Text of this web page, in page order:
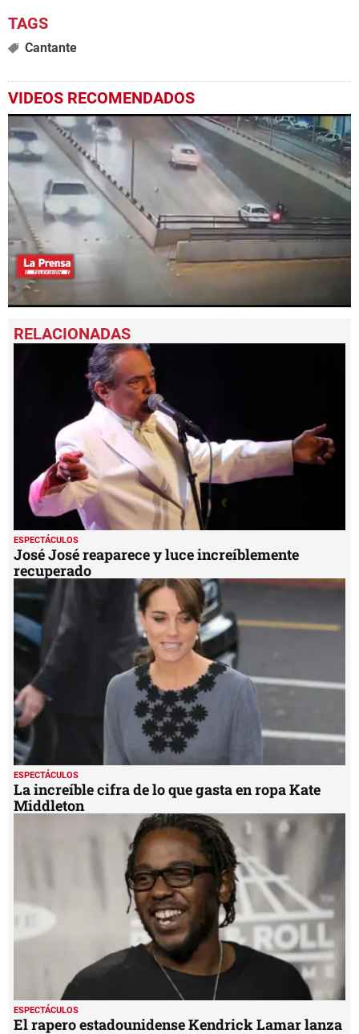
Cantante
VIDEOS RECOMENDADOS
seconds
of
ESPECTÁCULOS
José José reaparece y luce increíblemente
recuperado
ESPECTÁCULOS
La increíble cifra de lo que gasta en ropa Kate
Middleton
ESPECTÁCULOS
El rapero estadounidense Kendrick Lamar lanza